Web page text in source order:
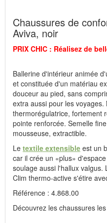
Fabricant : idéalsko S.A.R.L.,
Wissembourg, E-mail :
Chaussures de
Aviva, noir
PRIX CHIC : Réalisez de
Ballerine d'intérieur animée
et constituée d'un matériau
douceur au pied, sans
extra aussi pour les
thermorégulatrice, fortement
pointe renforcée. Semelle
mousseuse, extractible.
Le textile extensible est un
car il crée un «plus»
soulage aussi l'hallux
Clim thermo-active s'étire
Référence : 4.868.00
Découvrez les chaussures